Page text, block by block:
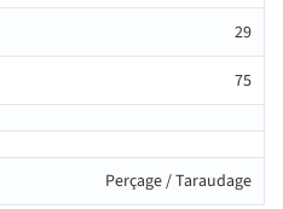
29
75
Perçage / Taraudage